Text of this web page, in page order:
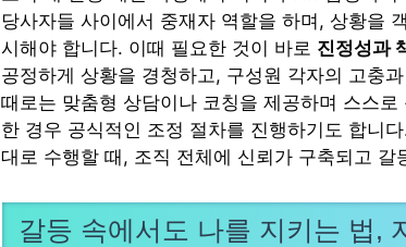
당사자들 사이에서 중재자 역할을 하며, 상황을
시해야 합니다. 이때 필요한 것이 바로 진정성과
공정하게 상황을 경청하고, 구성원 각자의 고충
때로는 맞춤형 상담이나 코칭을 제공하며 스스
한 경우 공식적인 조정 절차를 진행하기도 합니
대로 수행할 때, 조직 전체에 신뢰가 구축되고 갈
갈등 속에서도 나를 지키는 법,